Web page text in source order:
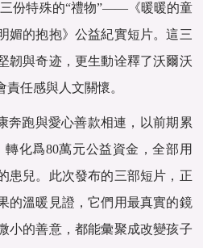
份特殊的“禮物”——《暖暖的童
媚的抱抱》公益紀實短片。這三
韌與奇迹，更生動诠釋了沃爾沃
任感與人文關懷。
奔跑與愛心善款相連，以前期累
轉化爲80萬元公益資金，全部用
患兒。此次發布的三部短片，正
的溫暖見證，它們用最真實的鏡
小的善意，都能彙聚成改變孩子